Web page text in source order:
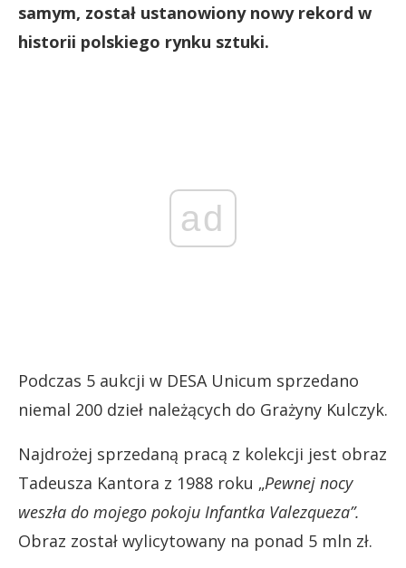
samym, został ustanowiony nowy rekord w
historii polskiego rynku sztuki.
ad
Podczas 5 aukcji w DESA Unicum sprzedano
niemal 200 dzieł należących do Grażyny Kulczyk.
Najdrożej sprzedaną pracą z kolekcji jest obraz
Tadeusza Kantora z 1988 roku „Pewnej nocy
weszła do mojego pokoju Infantka Valezqueza”.
Obraz został wylicytowany na ponad 5 mln zł.